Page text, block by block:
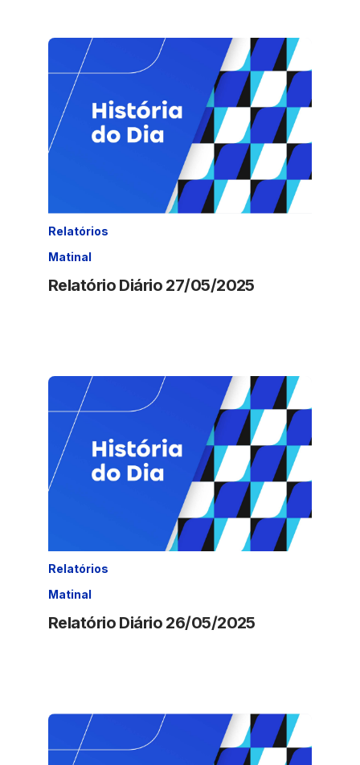
Relatórios
Matinal
Relatório Diário 27/05/2025
Relatórios
Matinal
Relatório Diário 26/05/2025